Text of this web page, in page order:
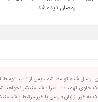
رمضان دیده شد
ارسال شده توسط شما، پس از تایید
که حاوی تهمت یا افترا باشد منتشر نخواهد
به غیر از زبان فارسی یا غیر مرتبط باشد